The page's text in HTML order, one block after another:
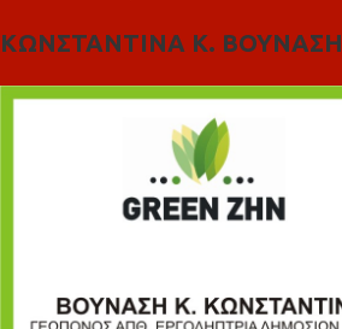
ΚΩΝΣΤΑΝΤΙΝΑ Κ. ΒΟΥΝΑΣΗ